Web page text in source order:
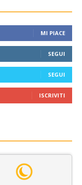
MI PIACE
SEGUI
SEGUI
ISCRIVITI